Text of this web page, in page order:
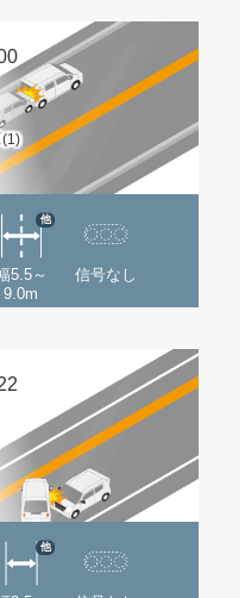
(1)
5.5～
9.0m
他
信号なし
他